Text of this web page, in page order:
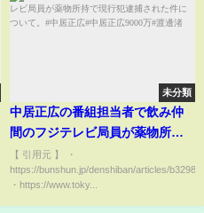
未分類
中居正広の番組担当者で飲み仲
間のフジテレビ局員が薬物所持
で現行犯逮捕された件につい
て。#中居正広#中居正広9000万
#渡邊渚
【 引用元 】 ・
https://bunshun.jp/denshiban/articles/b3298
・https://www.toky...